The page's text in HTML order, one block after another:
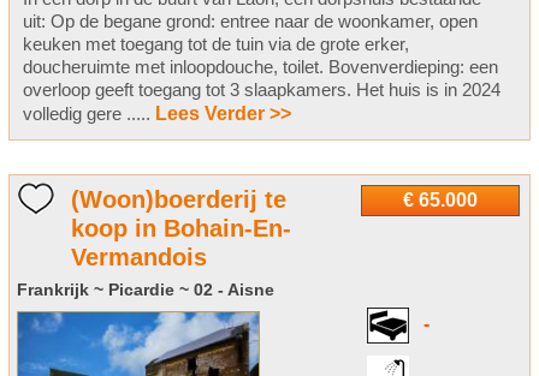
uit: Op de begane grond: entree naar de woonkamer, open
keuken met toegang tot de tuin via de grote erker,
doucheruimte met inloopdouche, toilet. Bovenverdieping: een
overloop geeft toegang tot 3 slaapkamers. Het huis is in 2024
volledig gere ..... Lees Verder >>
€ 65.000
(Woon)boerderij te
koop in Bohain-En-
Vermandois
Frankrijk ~ Picardie ~ 02 - Aisne
-